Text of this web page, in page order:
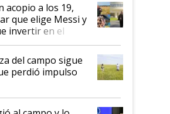
acopio a los 19,
que elige Messi y
invertir en el
era como "darle
para droga":
el libertario
dura crisis salió
del campo sigue
perdió impulso